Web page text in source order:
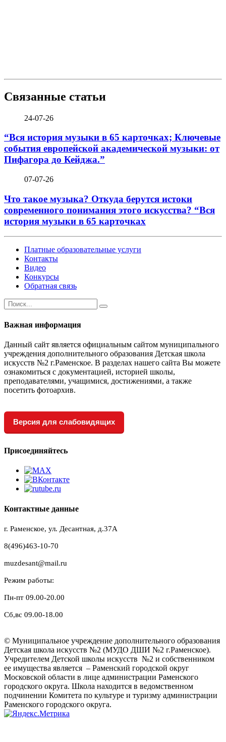
Связанные статьи
24-07-26
“Вся история музыки в 65 карточках; Ключевые
события европейской академической музыки: от
Пифагора до Кейджа.”
07-07-26
Что такое музыка? Откуда берутся истоки
современного понимания этого искусства? “Вся
история музыки в 65 карточках
Платные образовательные услуги
Контакты
Видео
Конкурсы
Обратная связь
Важная информация
Данный сайт является официальным сайтом муниципального
учреждения дополнительного образования Детская школа
искусств №2 г.Раменское. В разделах нашего сайта Вы можете
ознакомиться с документацией, историей школы,
преподавателями, учащимися, достижениями, а также
посетить фотоархив.
Версия для слабовидящих
Присоединяйтесь
Контактные данные
г. Раменское, ул. Десантная, д.37A
8(496)463-10-70
muzdesant@mail.ru
Режим работы:
Пн-пт 09.00-20.00
Сб,вс 09.00-18.00
© Муниципальное учреждение дополнительного образования
Детская школа искусств №2 (МУДО ДШИ №2 г.Раменское).
Учредителем Детской школы искусств №2 и собственником
ее имущества является – Раменский городской округ
Московской области в лице администрации Раменского
городского округа. Школа находится в ведомственном
подчинении Комитета по культуре и туризму администрации
Раменского городского округа.